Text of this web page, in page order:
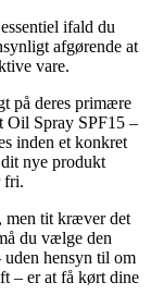
ifald du
afgørende at
vare.
på deres primære
Oil Spray SPF15 –
inden et konkret
nye produkt
fri.
men tit kræver det
du vælge den
hensyn til om
– er at få kørt dine